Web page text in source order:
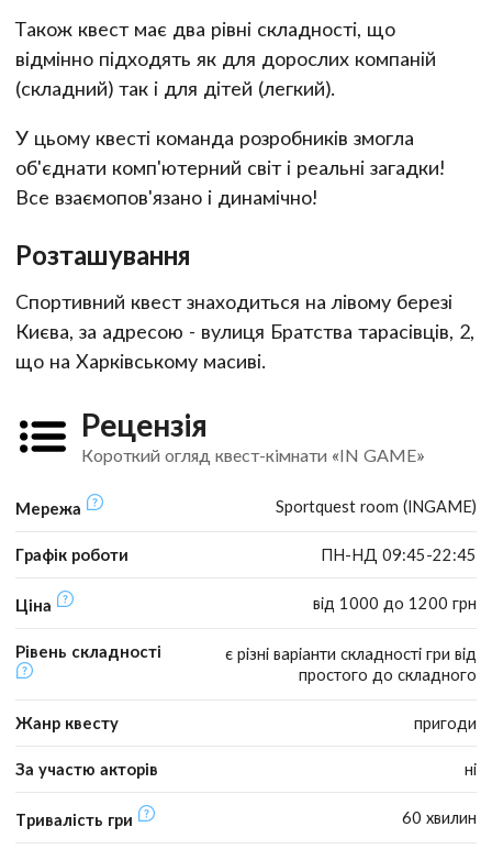
Також квест має два рівні складності, що
відмінно підходять як для дорослих компаній
(складний) так і для дітей (легкий).
У цьому квесті команда розробників змогла
об'єднати комп'ютерний світ і реальні загадки!
Все взаємопов'язано і динамічно!
Розташування
Спортивний квест знаходиться на лівому березі
Києва, за адресою - вулиця Братства тарасівців, 2,
що на Харківському масиві.
Рецензія
Короткий огляд квест-кімнати «IN GAME»
Мережа Sportquest room (INGAME)
Графік роботи ПН-НД 09:45-22:45
Ціна від 1000 до 1200 грн
Рівень складності
є різні варіанти складності гри від
простого до складного
Жанр квесту пригоди
За участю акторів ні
Тривалість гри 60 хвилин